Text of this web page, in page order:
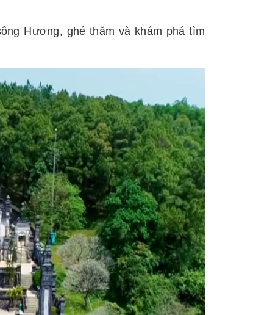
Hương, ghé thăm và khám phá tìm